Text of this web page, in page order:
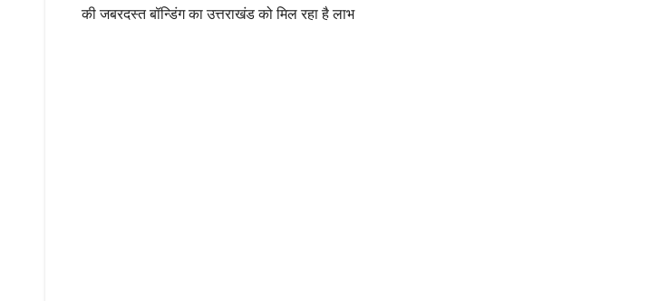
की जबरदस्त बॉन्डिंग का उत्तराखंड को मिल रहा है लाभ